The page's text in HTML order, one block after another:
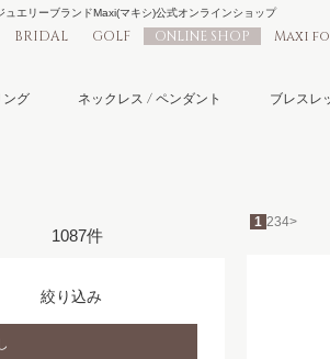
BRIDAL GOLF ONLINE SHOP Maxi
ュエリーブランドMaxi(マキシ)公式オンラインショップ
ング ネックレス / ペンダント ブレスレ
1 234>
1087件
絞り込み